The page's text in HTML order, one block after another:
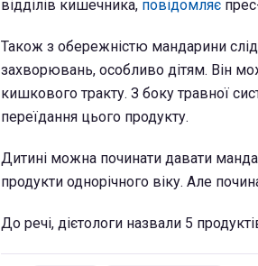
відділів кишечника, повідомляє
Також з обережністю мандарини
захворювань, особливо дітям. Він
кишкового тракту. З боку травної
переїдання цього продукту.
Дитині можна починати давати
продукти однорічного віку. Але
До речі, дієтологи назвали 5